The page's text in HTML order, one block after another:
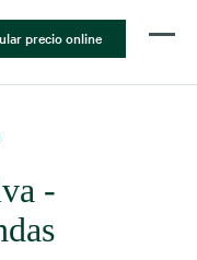
precio online
-